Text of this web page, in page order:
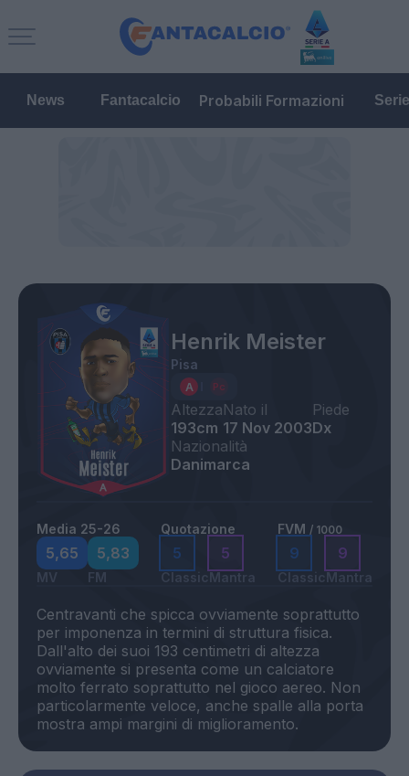
News Fantacalcio Probabili Formazioni
Henrik Meister
Pisa
Altezza
193cm
Nato il
17 Nov 2003
Piede
Dx
Nazionalità
Danimarca
Media 25-26
5,65
MV
5,83
FM
Quotazione
5
Classic
5
Mantra
FVM / 1000
9
Classic
9
Mantra
Centravanti che spicca ovviamente soprattutto
per imponenza in termini di struttura fisica.
Dall'alto dei suoi 193 centimetri di altezza
ovviamente si presenta come un calciatore
molto ferrato soprattutto nel gioco aereo. Non
particolarmente veloce, anche spalle alla porta